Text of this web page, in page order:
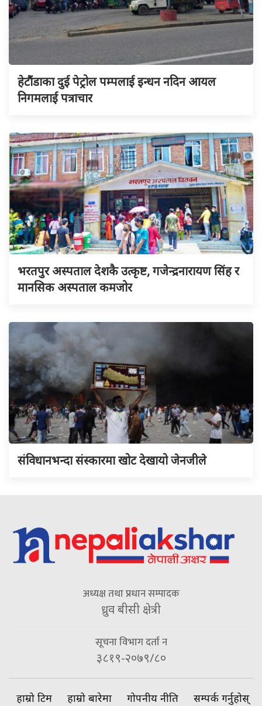
हेटौंडाका दुई पेट्रोल पम्पलाई इन्धन नदिन आयल
निगमलाई पत्राचार
भरतपुर अस्पताल देशकै उत्कृष्ट, गजेन्द्रनारायण सिंह र
मानसिक अस्पताल कमजोर
संविधानभन्दा संस्कारमा खोट देखायो जेनजीले
अध्यक्ष तथा प्रधान सम्पादक
ध्रुव बीसी क्षेत्री
सूचना विभाग दर्ता न
३८१९-२०७९/८०
हाम्रो टिम हाम्रो बारेमा गोपनीय नीति सम्पर्क गर्नुहोस्